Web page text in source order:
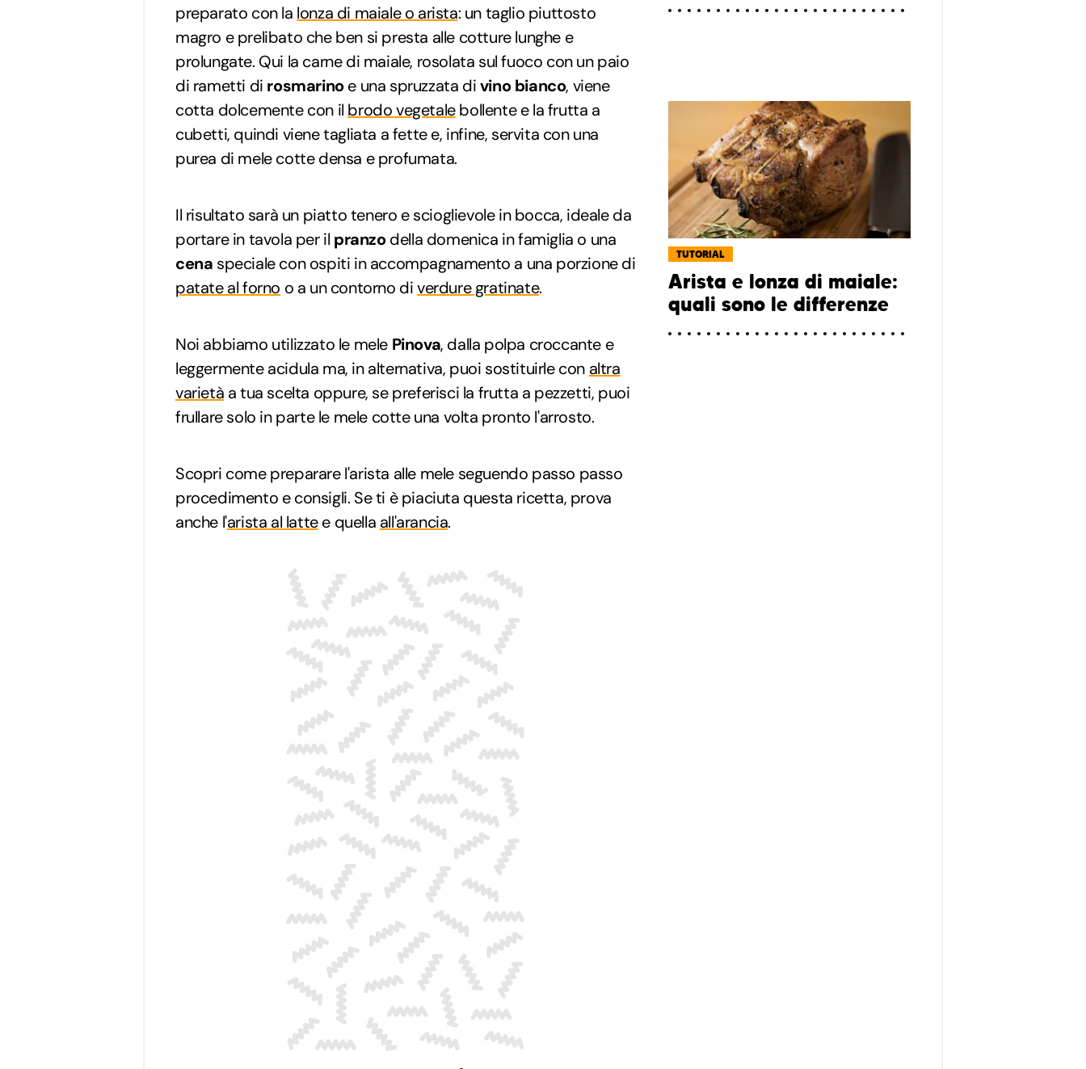
preparato con la lonza di maiale o arista: un taglio piuttosto
magro e prelibato che ben si presta alle cotture lunghe e
prolungate. Qui la carne di maiale, rosolata sul fuoco con un paio
di rametti di rosmarinoe una spruzzata divino bianco, viene
cotta dolcemente con il brodo vegetalebollente e la frutta a
cubetti, quindi viene tagliata a fette e, infine, servita con una
purea di mele cotte densa e profumata.
Il risultato sarà un piatto tenero e scioglievole in bocca, ideale da
portare in tavola per il pranzodella domenica in famiglia o una
cena speciale con ospiti in accompagnamento a una porzione di
patate al forno o a un contorno diverdure gratinate.
Noi abbiamo utilizzato le mele Pinova, dalla polpa croccante e
leggermente acidula ma, in alternativa, puoi sostituirle con altra
varietà a tua scelta oppure, se preferisci la frutta a pezzetti, puoi
frullare solo in parte le mele cotte una volta pronto l'arrosto.
Scopri come preparare l'arista alle mele seguendo passo passo
procedimento e consigli. Se ti è piaciuta questa ricetta, prova
anche l'arista al lattee quella all'arancia.
TUTORIAL
Arista e lonza di maiale:
quali sono le differenze